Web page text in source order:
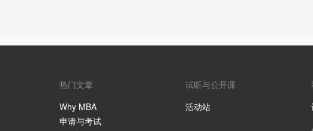
热门文章
Why MBA
申请与考试
试听与公开课
活动站